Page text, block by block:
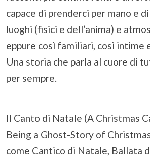
capace di prenderci per mano e
luoghi (fisici e dell’anima) e
eppure così familiari, così intime
Una storia che parla al cuore di
per sempre.
Il Canto di Natale (A Christmas
Being a Ghost-Story of
come Cantico di Natale, Ballata